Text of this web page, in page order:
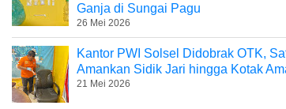
Ganja di Sungai Pagu
26 Mei 2026
Kantor PWI Solsel Didobrak OTK,
Amankan Sidik Jari hingga Kotak
21 Mei 2026